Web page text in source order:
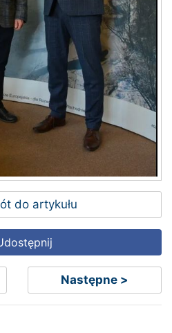
do artykułu
Następne >